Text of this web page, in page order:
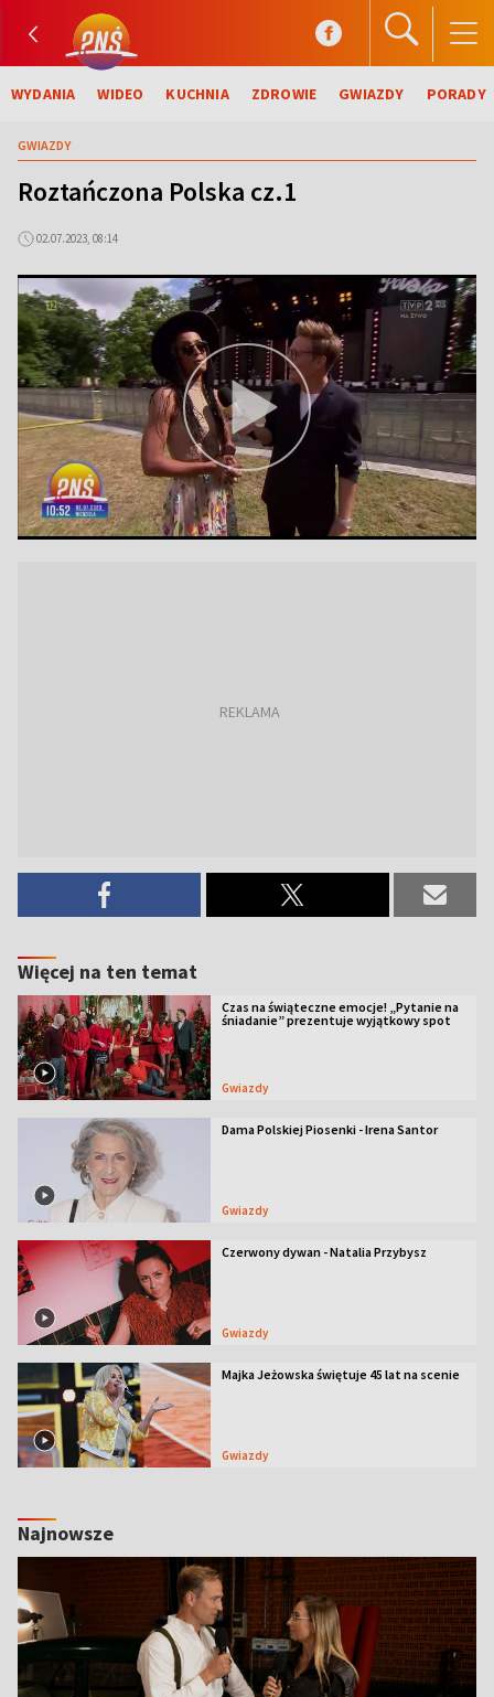
WYDANIA WIDEO KUCHNIA ZDROWIE GWIAZDY PORADY
GWIAZDY
Roztańczona Polska cz.1
02.07.2023, 08:14
Więcej na ten temat
Czas na świąteczne emocje! „Pytanie na
śniadanie” prezentuje wyjątkowy spot
Gwiazdy
Dama Polskiej Piosenki - Irena Santor
Gwiazdy
Czerwony dywan - Natalia Przybysz
Gwiazdy
Majka Jeżowska świętuje 45 lat na scenie
Gwiazdy
Najnowsze